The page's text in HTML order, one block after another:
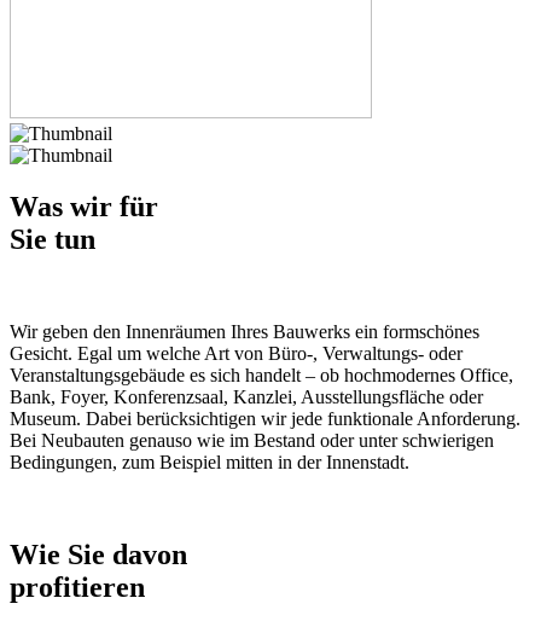
Was wir für
Sie tun
Wir geben den Innenräumen Ihres Bauwerks ein formschönes
Gesicht. Egal um welche Art von Büro-, Verwaltungs- oder
Veranstaltungsgebäude es sich handelt – ob hochmodernes Office,
Bank, Foyer, Konferenzsaal, Kanzlei, Ausstellungsfläche oder
Museum. Dabei berücksichtigen wir jede funktionale Anforderung.
Bei Neubauten genauso wie im Bestand oder unter schwierigen
Bedingungen, zum Beispiel mitten in der Innenstadt.
Wie Sie davon
profitieren